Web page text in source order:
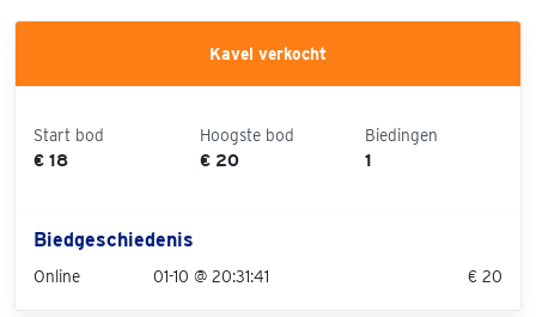
Kavel verkocht
Start bod
€ 18
Hoogste bod
€ 20
Biedingen
1
Biedgeschiedenis
Online 01-10 @ 20:31:41 € 20